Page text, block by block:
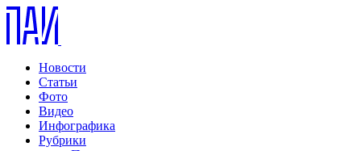
Новости
Статьи
Фото
Видео
Инфографика
Рубрики